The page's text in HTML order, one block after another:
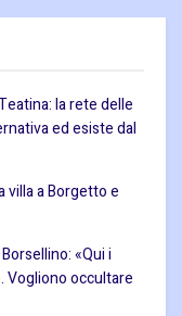
la rete delle
ed esiste dal
villa a Borgetto e
«Qui i
Vogliono occultare